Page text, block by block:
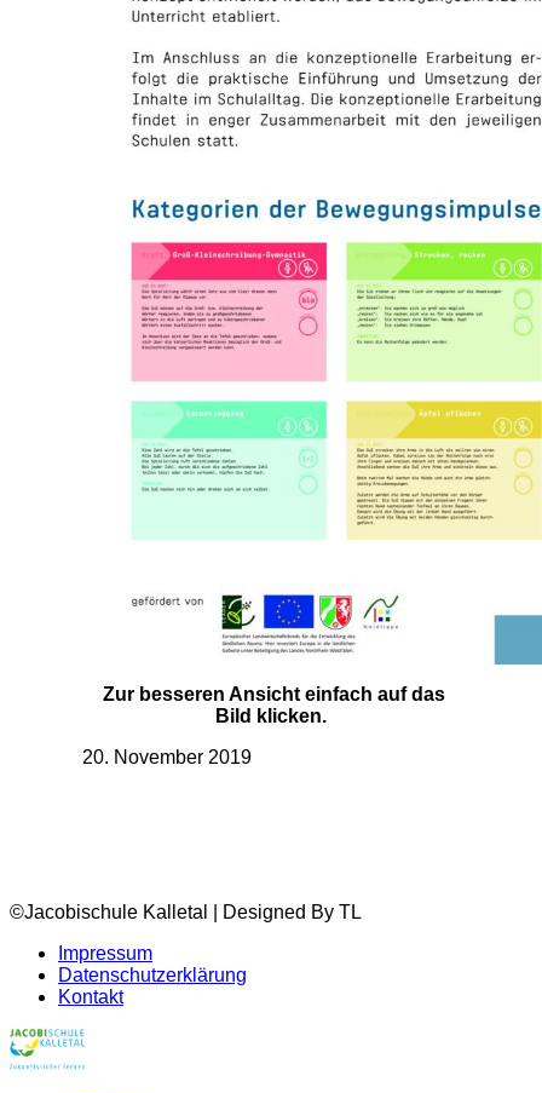
Zur besseren Ansicht einfach auf das
Bild klicken.
20. November 2019
©Jacobischule Kalletal | Designed By TL
Impressum
Datenschutzerklärung
Kontakt